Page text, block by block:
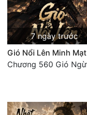
7 ngày trước
Gió Nổi Lên Minh Mạt